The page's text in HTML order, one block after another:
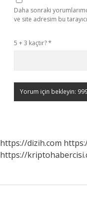
Daha sonraki
ve site adresim bu
5 + 3 kaçtır?*
https://dizih.com
https://